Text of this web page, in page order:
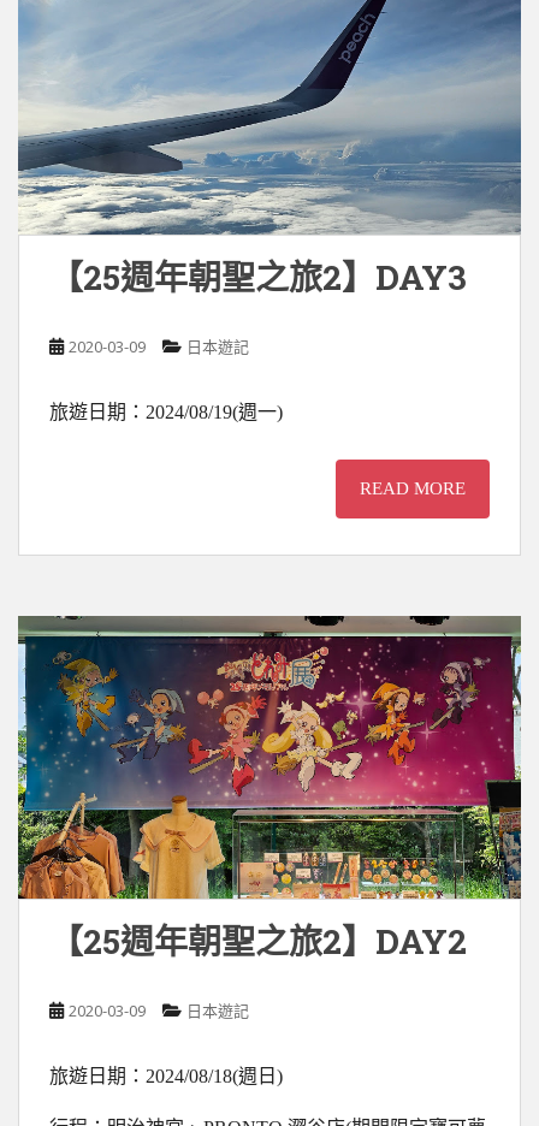
【25週年朝聖之旅2】DAY3
2020-03-09 日本遊記
旅遊日期：2024/08/19(週一)
READ MORE
【25週年朝聖之旅2】DAY2
2020-03-09 日本遊記
旅遊日期：2024/08/18(週日)